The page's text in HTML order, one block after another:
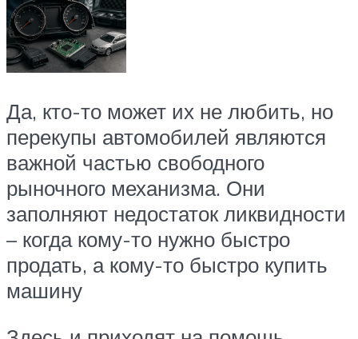
Да, кто-то может их не любить, но
перекупы автомобилей являются
важной частью свободного
рыночного механизма. Они
заполняют недостаток ликвидности
– когда кому-то нужно быстро
продать, а кому-то быстро купить
машину